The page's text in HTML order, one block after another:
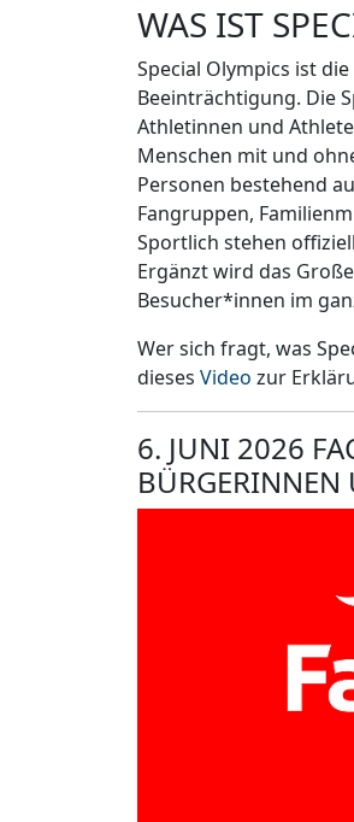
WAS IST
Special Olympics ist
Beeinträchtigung. Die
Athletinnen und
Menschen mit und
Personen bestehend
Fangruppen,
Sportlich stehen
Ergänzt wird das
Besucher*innen im
Wer sich fragt, was
dieses Video zur
6. JUNI 2026
BÜRGERINNEN